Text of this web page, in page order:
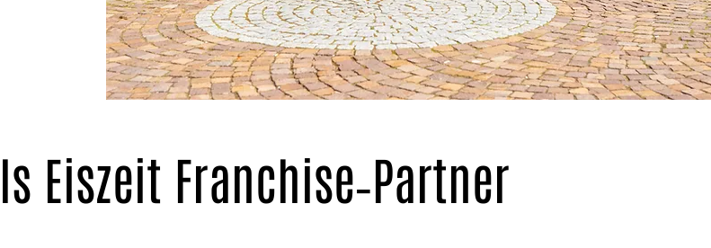
Eiszeit Franchise‑Partner